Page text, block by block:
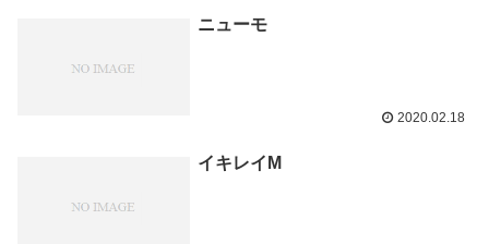
ニューモ
2020.02.18
イキレイM